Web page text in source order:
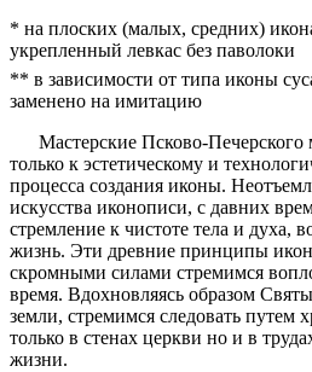
* на плоских (малых, средних)
укрепленный левкас без паволоки
** в зависимости от типа иконы
заменено на имитацию
Мастерские Псково-Печерского
только к эстетическому и
процесса создания иконы.
искусства иконописи, с давних
стремление к чистоте тела и духа,
жизнь. Эти древние принципы
скромными силами стремимся
время. Вдохновляясь образом
земли, стремимся следовать путем
только в стенах церкви но и в
жизни.